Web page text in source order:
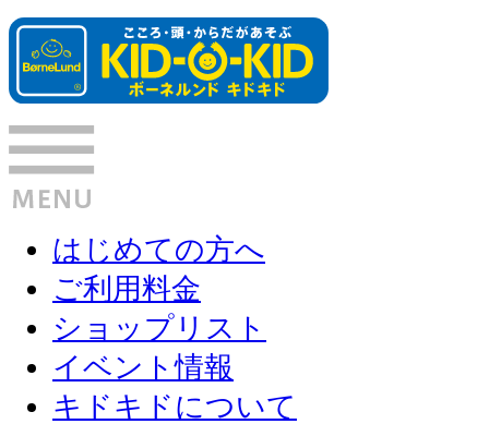
はじめての方へ
ご利用料金
ショップリスト
イベント情報
キドキドについて